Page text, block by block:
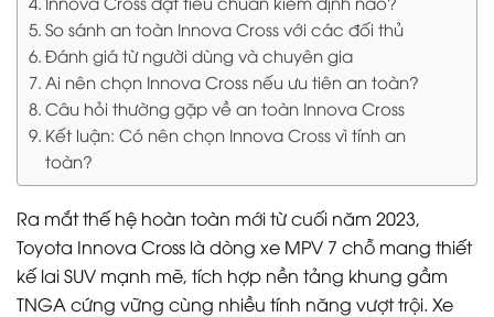
So sánh an toàn Innova Cross với các đối thủ
Đánh giá từ người dùng và chuyên gia
Ai nên chọn Innova Cross nếu ưu tiên an toàn?
Câu hỏi thường gặp về an toàn Innova Cross
Kết luận: Có nên chọn Innova Cross vì tính an
toàn?
Ra mắt thế hệ hoàn toàn mới từ cuối năm 2023,
Toyota Innova Cross là dòng xe MPV 7 chỗ mang thiết
kế lai SUV mạnh mẽ, tích hợp nền tảng khung gầm
TNGA cứng vững cùng nhiều tính năng vượt trội. Xe